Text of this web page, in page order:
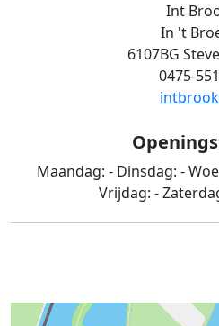
Int
In 't
6107BG
0475-
Maandag: - Dinsdag: -
Vrijdag: -